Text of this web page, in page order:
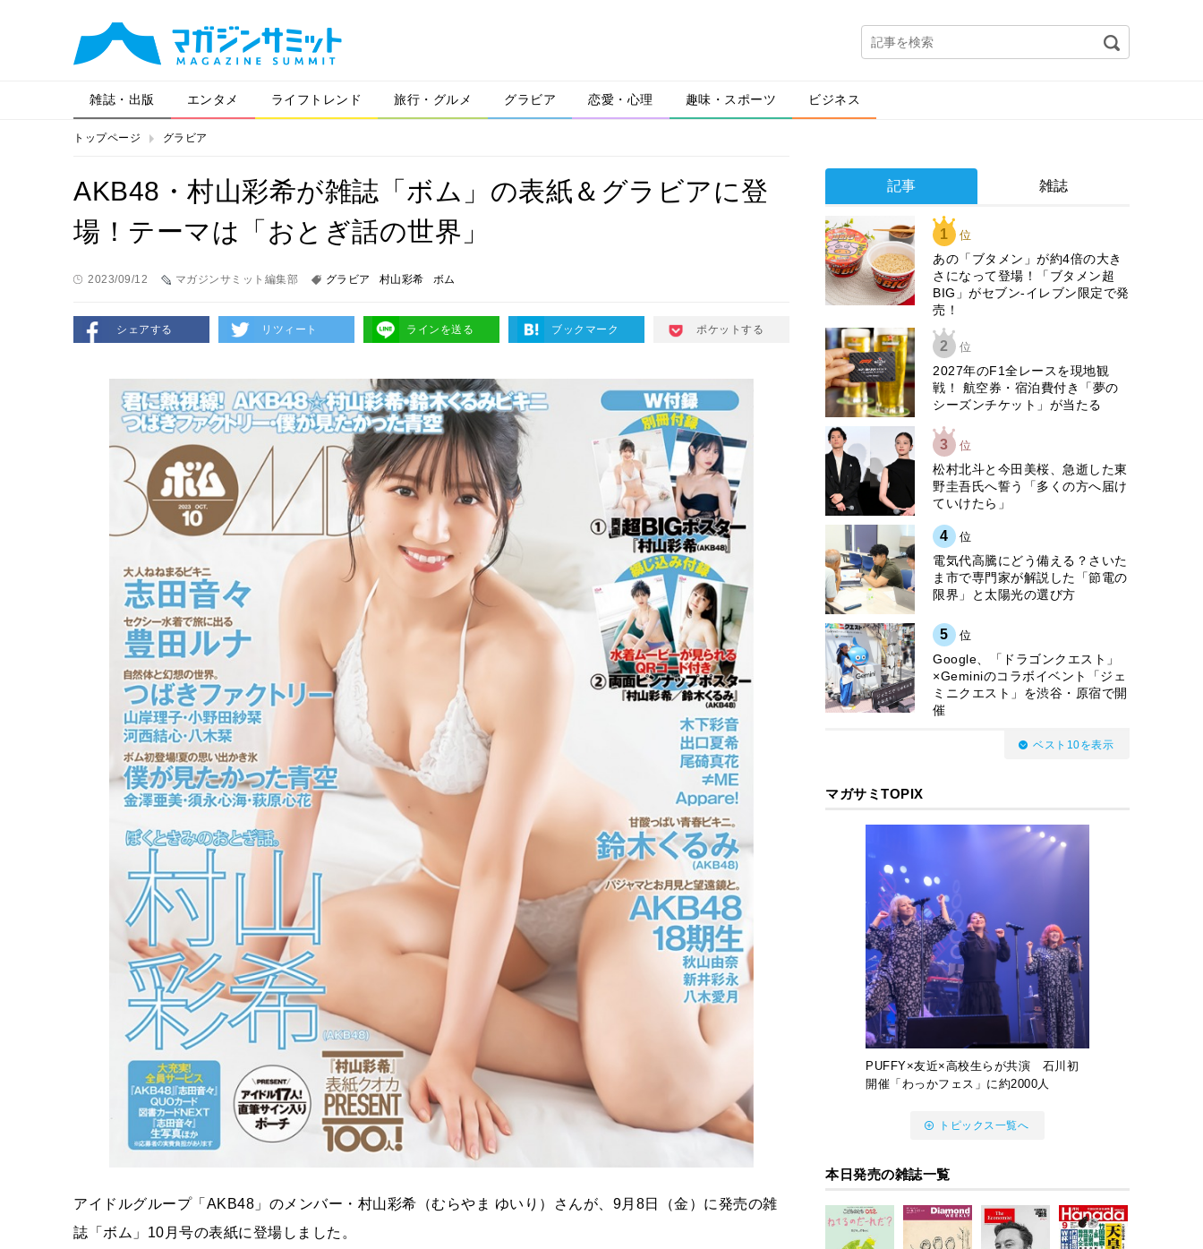
雑誌・出版 エンタメ ライフトレンド 旅行・グルメ グラビア 恋愛・心理 趣味・スポーツ ビジネス
トップページ グラビア
AKB48・村山彩希が雑誌「ボム」の表紙＆グラビアに登
場！テーマは「おとぎ話の世界」
2023/09/12 マガジンサミット編集部 グラビア 村山彩希 ボム
シェアする リツィート ラインを送る ブックマーク ポケットする
アイドルグループ「AKB48」のメンバー・村山彩希（むらやま ゆいり）さんが、9月8日（金）に発売の雑
誌「ボム」10月号の表紙に登場しました。
記事 雑誌
1 位
あの「ブタメン」が約4倍の大き
さになって登場！「ブタメン超
BIG」がセブン‐イレブン限定で発
売！
2 位
2027年のF1全レースを現地観
戦！ 航空券・宿泊費付き「夢の
シーズンチケット」が当たる
3 位
松村北斗と今田美桜、急逝した東
野圭吾氏へ誓う「多くの方へ届け
ていけたら」
4 位
電気代高騰にどう備える？さいた
ま市で専門家が解説した「節電の
限界」と太陽光の選び方
5 位
Google、「ドラゴンクエスト」
×Geminiのコラボイベント「ジェ
ミニクエスト」を渋谷・原宿で開
催
ベスト10を表示
マガサミTOPIX
PUFFY×友近×高校生らが共演 石川初
開催「わっかフェス」に約2000人
トピックス一覧へ
本日発売の雑誌一覧